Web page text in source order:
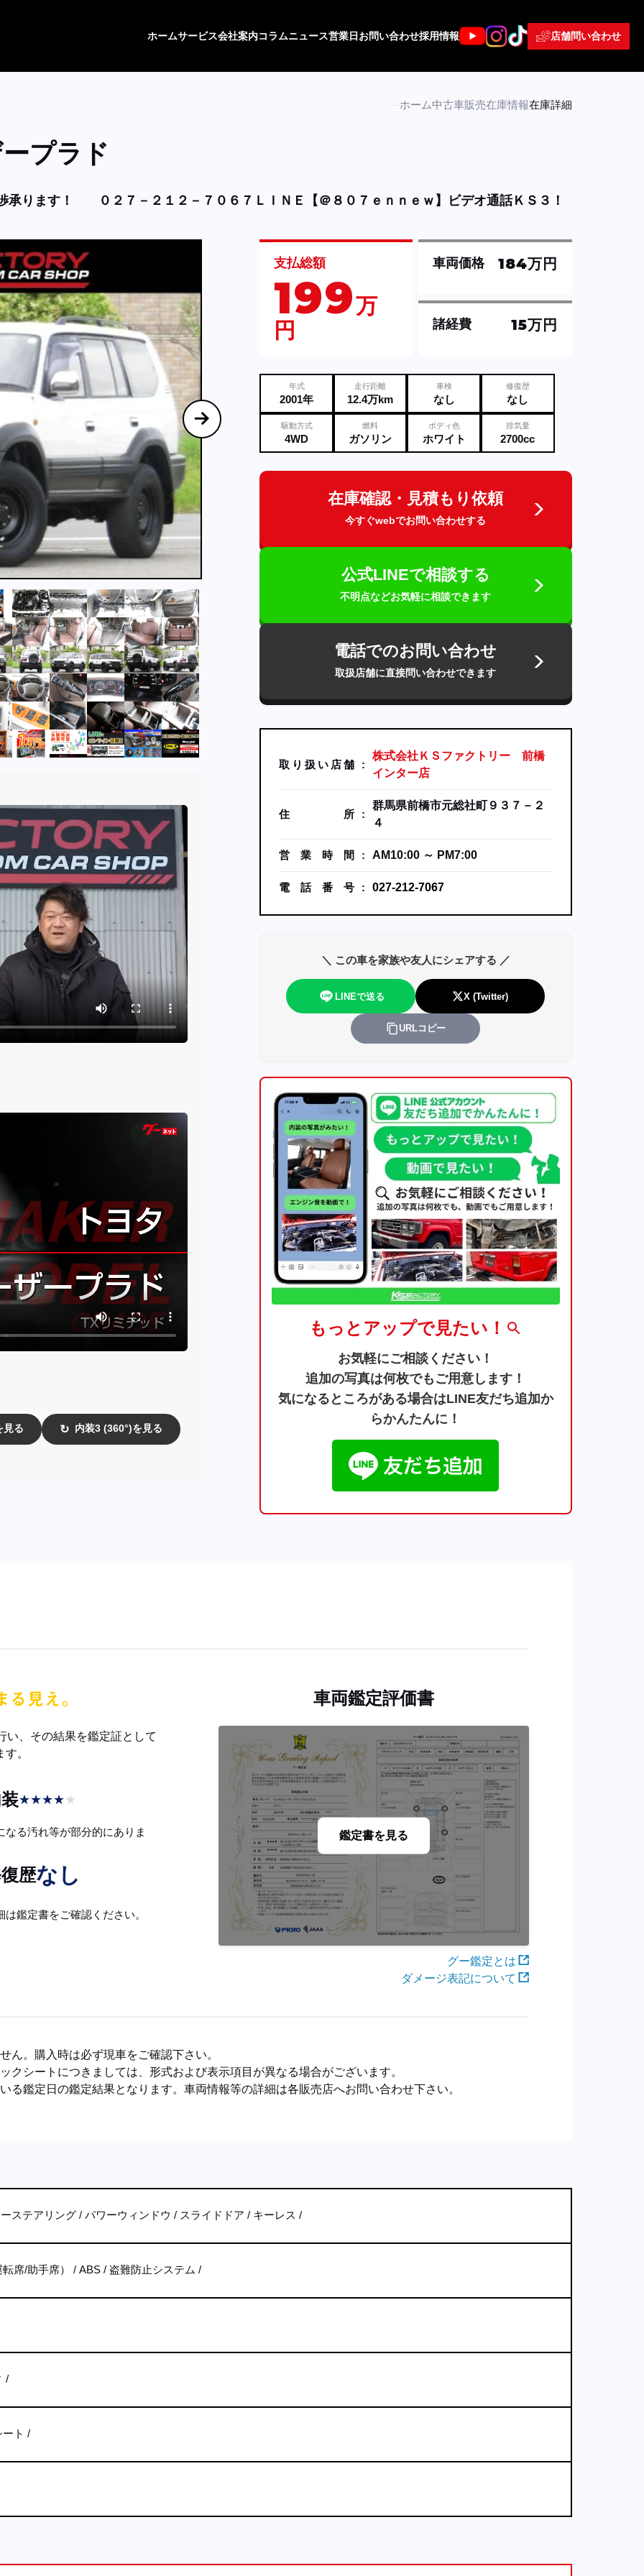
ホームサービス会社案内コラムニュース営業日 お問い合わせ採用情報 店舗問い合わせ
ホーム中古車販売在庫情報在庫詳細
プラド
承ります！ ０２７－２１２－７０６７ＬＩＮＥ【＠８０７ｅｎｎｅｗ】ビデオ通話ＫＳ３！
見る ↻ 内装3 (360°)を見る
支払総額
199万
円
諸経費 15万円
車両価格 184万円
年式
2001年
走行距離
12.4万km
車検
なし
修復歴
なし
駆動方式
4WD
燃料
ガソリン
ボディ色
ホワイト
排気量
2700cc
在庫確認・見積もり依頼
今すぐwebでお問い合わせする
公式LINEで相談する
不明点などお気軽に相談できます
電話でのお問い合わせ
取扱店舗に直接問い合わせできます
取 り 扱 い 店舗
株式会社ＫＳファクトリー 前橋
インター店
住 所
群馬県前橋市元総社町９３７－２
４
営 業 時 間 AM10:00 ～ PM7:00
電 話 番 号 027-212-7067
＼ この車を家族や友人にシェアする ／
LINEで送る X (Twitter)
URLコピー
もっとアップで見たい！
お気軽にご相談ください！
追加の写真は何枚でもご用意します！
気になるところがある場合はLINE友だち追加か
らかんたんに！
い、その結果を鑑定証として
。
★★★★★
なる汚れ等が部分的にありま
歴なし
は鑑定書をご確認ください。
車両鑑定評価書
鑑定書を見る
グー鑑定とは
ダメージ表記について
。購入時は必ず現車をご確認下さい。
シートにつきましては、形式および表示項目が異なる場合がございます。
鑑定日の鑑定結果となります。車両情報等の詳細は各販売店へお問い合わせ下さい。
ステアリング パワーウィンドウ スライドドア キーレス
席/助手席） ABS 盗難防止システム
ト